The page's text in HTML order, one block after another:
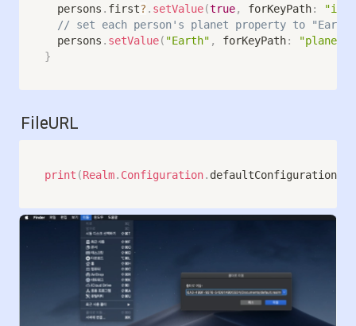
  persons
. first? . setValue(true, forKeyPath:
// set each person's planet property to "Earth"
  persons
. setValue( "Earth" , forKeyPath: "planet"
}
FileURL
print (Realm. Configuration. defaultConfiguration